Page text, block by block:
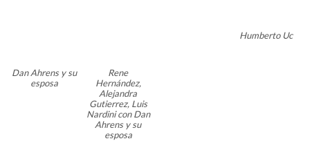
Humberto Uc
Dan Ahrens y su
esposa
Rene
Hernández,
Alejandra
Gutierrez, Luis
Nardini con Dan
Ahrens y su
esposa